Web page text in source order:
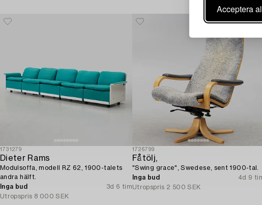
Acceptera
1731279
Dieter Rams
Modulsoffa, modell RZ 62, 1900-talets
andra hälft.
Inga bud
3d 6 tim
Utropspris 8 000 SEK
1726799
Fåtölj,
"Swing grace", Swedese, sent 1900-tal.
Inga bud
4d 9
Utropspris 2 500 SEK